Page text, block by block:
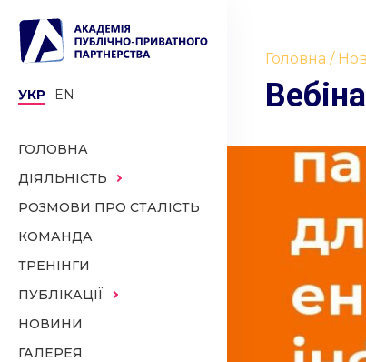
УКР EN
ГОЛОВНА
ДІЯЛЬНІСТЬ
РОЗМОВИ ПРО СТАЛІСТЬ
КОМАНДА
ТРЕНІНГИ
ПУБЛІКАЦІЇ
НОВИНИ
ГАЛЕРЕЯ
Головна